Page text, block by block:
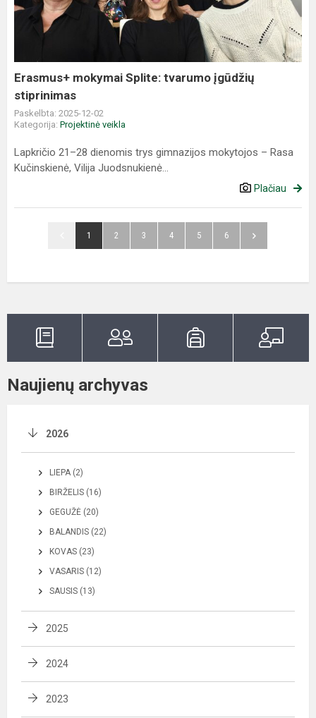
tvarumo
įgūdžių
Erasmus+ mokymai Splite: tvarumo įgūdžių
stiprinimas
Paskelbta: 2025-12-02
Kategorija: Projektinė veikla
Lapkričio 21–28 dienomis trys gimnazijos mokytojos – Rasa
Kučinskienė, Vilija Juodsnukienė...
Plačiau
1 2 3 4 5 6
Naujienų archyvas
2026
LIEPA (2)
BIRŽELIS (16)
GEGUŽĖ (20)
BALANDIS (22)
KOVAS (23)
VASARIS (12)
SAUSIS (13)
2025
2024
2023